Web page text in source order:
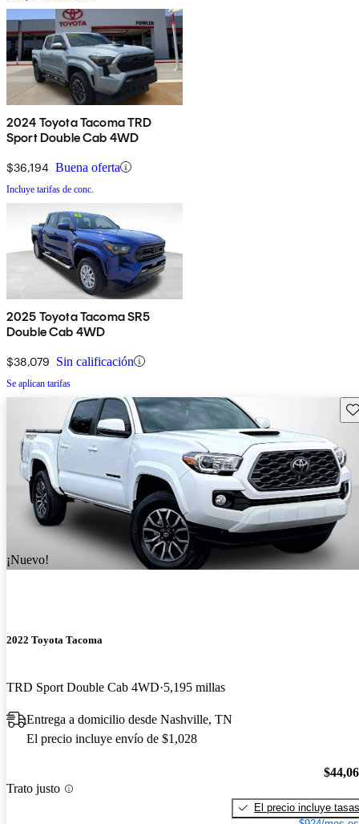
2024 Toyota Tacoma TRD
Sport Double Cab 4WD
$36,194 Buena oferta
Incluye tarifas de conc.
2025 Toyota Tacoma SR5
Double Cab 4WD
$38,079 Sin calificación
Se aplican tarifas
¡Nuevo!
2022 Toyota Tacoma
TRD Sport Double Cab 4WD 5,195 millas
Entrega a domicilio desde Nashville, TN
El precio incluye envío de $1,028
Trato justo
El precio incluye tasas